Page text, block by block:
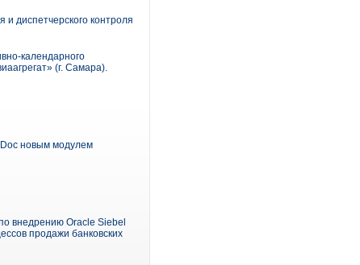
диспетчерского контроля
календарного
(г. Самара).
новым модулем
внедрению Oracle Siebel
продажи банковских